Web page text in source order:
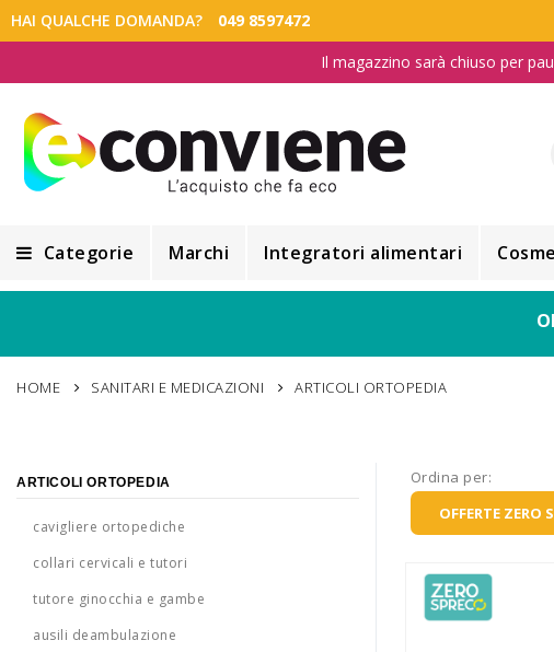
HAI QUALCHE DOMANDA?
049 8597472
Il magazzino sarà chiuso per
Categorie
Alimentazione e Dietetica
Make Up
Igiene personale
Bambini neonati
Marchi Integratori alimentari
HOME SANITARI E MEDICAZIONI ARTICOLI ORTOPEDIA
Ordina per
OFFERTE ZERO
ARTICOLI ORTOPEDIA
cavigliere ortopediche
collari cervicali e tutori
tutore ginocchia e gambe
ausili deambulazione